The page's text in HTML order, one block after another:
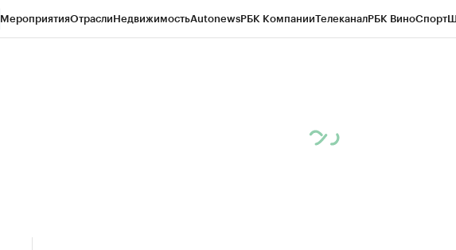
МероприятияОтраслиНедвижимостьAutonewsРБК КомпанииТелеканалРБК ВиноСпорт